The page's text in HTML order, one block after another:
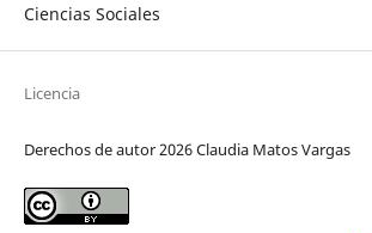
Ciencias Sociales
Licencia
Derechos de autor 2026 Claudia Matos Vargas